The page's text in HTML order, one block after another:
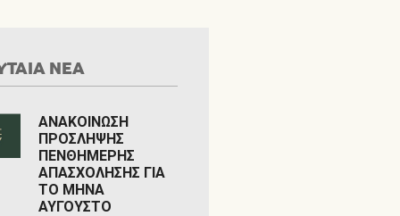
ΝΕΑ
ΑΝΑΚΟΙΝΩΣΗ
ΠΡΟΣΛΗΨΗΣ
ΠΕΝΘΗΜΕΡΗΣ
ΑΠΑΣΧΟΛΗΣΗΣ ΓΙΑ
ΤΟ ΜΗΝΑ
ΑΥΓΟΥΣΤΟ